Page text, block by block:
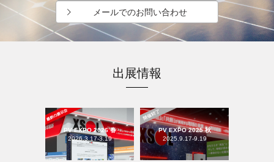
メールでのお問い合わせ
出展情報
PV EXPO 2026 春
2026.3.17-3.19
PV EXPO 2025 秋
2025.9.17-9.19